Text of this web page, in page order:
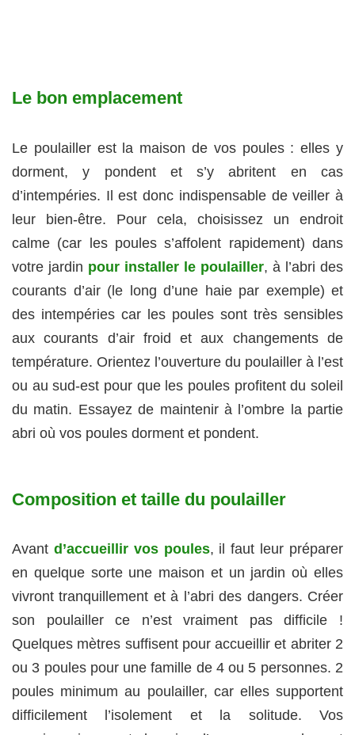
Le bon emplacement
Le poulailler est la maison de vos poules : elles y
dorment, y pondent et s’y abritent en cas
d’intempéries. Il est donc indispensable de veiller à
leur bien-être. Pour cela, choisissez un endroit
calme (car les poules s’affolent rapidement) dans
votre jardin pour installer le poulailler, à l’abri des
courants d’air (le long d’une haie par exemple) et
des intempéries car les poules sont très sensibles
aux courants d’air froid et aux changements de
température. Orientez l’ouverture du poulailler à l’est
ou au sud-est pour que les poules profitent du soleil
du matin. Essayez de maintenir à l’ombre la partie
abri où vos poules dorment et pondent.
Composition et taille du poulailler
Avant d’accueillir vos poules, il faut leur préparer
en quelque sorte une maison et un jardin où elles
vivront tranquillement et à l’abri des dangers. Créer
son poulailler ce n’est vraiment pas difficile !
Quelques mètres suffisent pour accueillir et abriter 2
ou 3 poules pour une famille de 4 ou 5 personnes. 2
poules minimum au poulailler, car elles supportent
difficilement l’isolement et la solitude. Vos